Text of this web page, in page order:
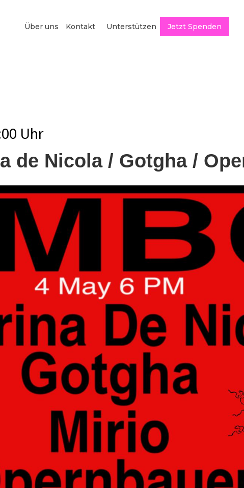
Über uns Kontakt Unterstützen Jetzt Spenden
Uhr
de Nicola / Gotgha /